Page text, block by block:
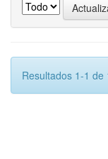
Resultados 1-1 de